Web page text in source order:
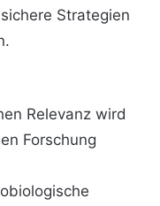
Strategien
Relevanz wird
Forschung